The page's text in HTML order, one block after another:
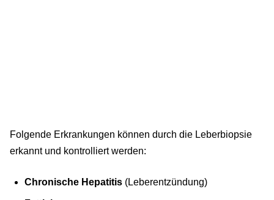
Folgende Erkrankungen können durch die Leberbiopsie
erkannt und kontrolliert werden:
Chronische Hepatitis (Leberentzündung)